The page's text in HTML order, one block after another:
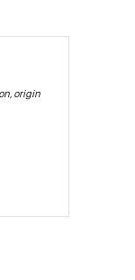
origin